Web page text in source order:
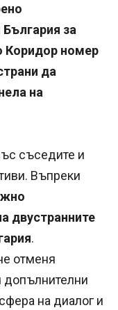
за
Коридор номер
да
на
съседите и
Въпреки
двустранните
.
отменя
допълнителни
на диалог и